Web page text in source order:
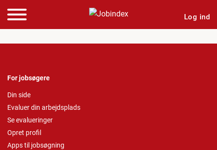
Log ind
For jobsøgere
Din side
Evaluer din arbejdsplads
Se evalueringer
Opret profil
Apps til jobsøgning